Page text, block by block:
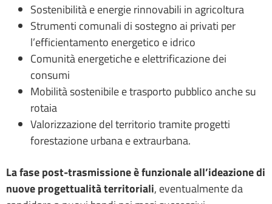
Sostenibilità e energie rinnovabili in agricoltura
Strumenti comunali di sostegno ai privati per
l’efficientamento energetico e idrico
Comunità energetiche e elettrificazione dei
consumi
Mobilità sostenibile e trasporto pubblico anche su
rotaia
Valorizzazione del territorio tramite progetti
forestazione urbana e extraurbana.
La fase post-trasmissione è funzionale all’ideazione di
nuove progettualità territoriali, eventualmente da